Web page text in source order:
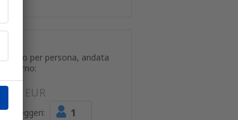
Prezzo per persona, andata
e ritorno:
47 EUR
Passeggeri: 1